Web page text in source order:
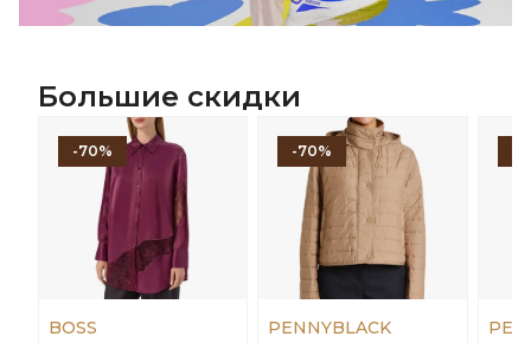
Большие скидки
-70%
BOSS
-70%
PENNYBLACK